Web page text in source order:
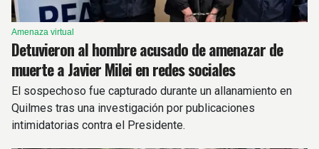
Amenaza virtual
Detuvieron al hombre acusado de amenazar de
muerte a Javier Milei en redes sociales
El sospechoso fue capturado durante un allanamiento en
Quilmes tras una investigación por publicaciones
intimidatorias contra el Presidente.